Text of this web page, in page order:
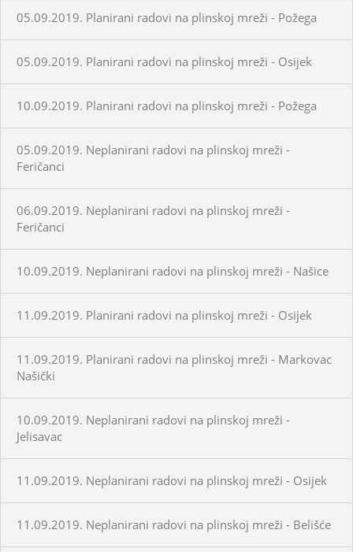
05.09.2019. Planirani radovi na plinskoj mreži - Požega
05.09.2019. Planirani radovi na plinskoj mreži - Osijek
10.09.2019. Planirani radovi na plinskoj mreži - Požega
05.09.2019. Neplanirani radovi na plinskoj mreži -
Feričanci
06.09.2019. Neplanirani radovi na plinskoj mreži -
Feričanci
10.09.2019. Neplanirani radovi na plinskoj mreži - Našice
11.09.2019. Planirani radovi na plinskoj mreži - Osijek
11.09.2019. Planirani radovi na plinskoj mreži - Markovac
Našički
10.09.2019. Neplanirani radovi na plinskoj mreži -
Jelisavac
11.09.2019. Neplanirani radovi na plinskoj mreži - Osijek
11.09.2019. Neplanirani radovi na plinskoj mreži - Belišće